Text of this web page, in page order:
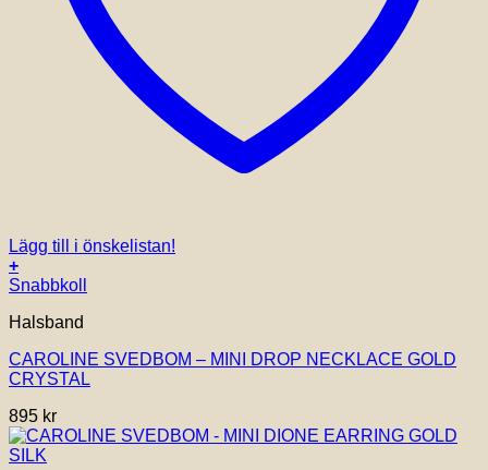
Lägg till i önskelistan!
+
Snabbkoll
Halsband
CAROLINE SVEDBOM – MINI DROP NECKLACE GOLD
CRYSTAL
895 kr